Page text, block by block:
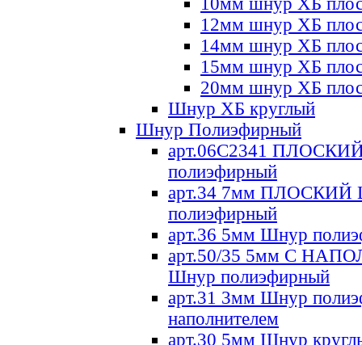
12мм шнур ХБ
14мм шнур ХБ
15мм шнур ХБ
20мм шнур ХБ
Шнур ХБ круглый
Шнур Полиэфирный
арт.06С2341
полиэфирный
арт.34 7мм ПЛОСКИЙ
полиэфирный
арт.36 5мм Шнур
арт.50/35 5мм С
Шнур полиэфирный
арт.31 3мм Шнур
наполнителем
арт.30 5мм Шнур